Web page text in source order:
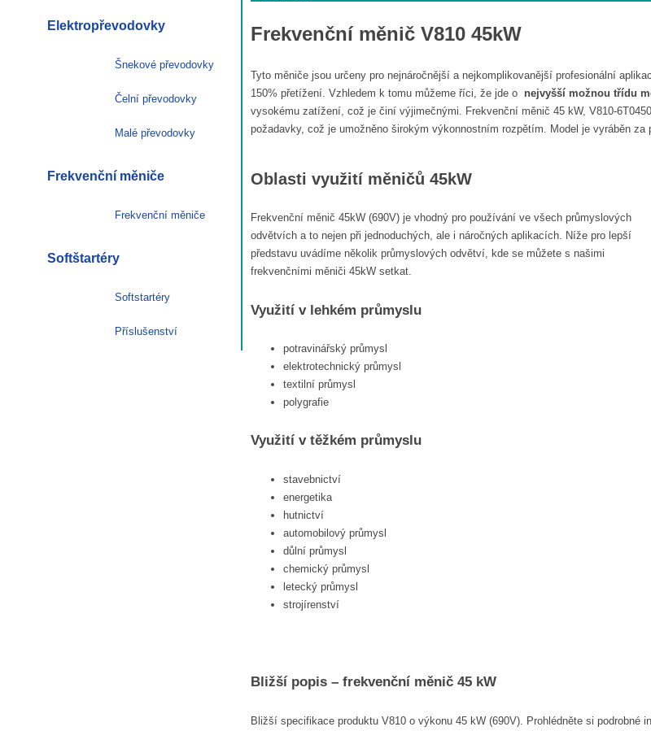
Frekvenční měnič V810 45kW
Tyto měniče jsou určeny pro nejnáročnější a nejkomplikovanější profesionální
150% přetížení. Vzhledem k tomu můžeme říci, že jde o nejvyšší možnou třídu
vysokému zatížení, což je činí výjimečnými. Frekvenční měnič 45 kW, V810-
požadavky, což je umožněno širokým výkonnostním rozpětím. Model je vyráběn
Oblasti využití měničů 45kW
Frekvenční měnič 45kW (690V) je vhodný pro používání ve všech průmyslových
odvětvích a to nejen při jednoduchých, ale i náročných aplikacích. Níže pro lepší
představu uvádíme několik průmyslových odvětví, kde se můžete s našimi
frekvenčními měniči 45kW setkat.
Využití v lehkém průmyslu
potravinářský průmysl
elektrotechnický průmysl
textilní průmysl
polygrafie
Využití v těžkém průmyslu
stavebnictví
energetika
hutnictví
automobilový průmysl
důlní průmysl
chemický průmysl
letecký průmysl
strojírenství
Bližší popis – frekvenční měnič 45 kW
Bližší specifikace produktu V810 o výkonu 45 kW (690V). Prohlédněte si
Elektropřevodovky
Šnekové převodovky
Čelní převodovky
Malé převodovky
Frekvenční měniče
Frekvenční měniče
Softštartéry
Softstartéry
Příslušenství